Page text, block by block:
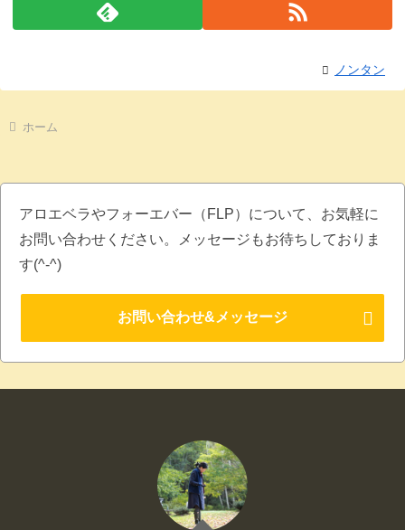
ノンタン
ホーム
アロエベラやフォーエバー（FLP）について、お気軽に
お問い合わせください。メッセージもお待ちしておりま
す(^-^)
お問い合わせ&メッセージ